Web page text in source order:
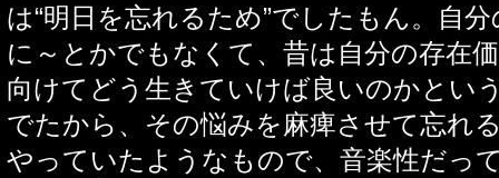
は“明日を忘れるため”でしたもん。自
に～とかでもなくて、昔は自分の存在
向けてどう生きていけば良いのかとい
でたから、その悩みを麻痺させて忘れ
やっていたようなもので、音楽性だっ